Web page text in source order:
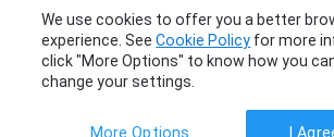
Privacy Policy| Terms |
© 2026 Moovit Updates - All Rights
We use cookies to offer you a better
experience. SeeCookie Policy for more
click "More Options" to know how you
change your settings.
More Options I